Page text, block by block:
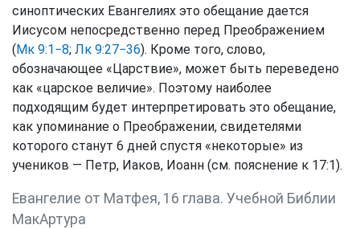
синоптических Евангелиях это обещание дается
Иисусом непосредственно перед Преображением
(Мк 9:1−8; Лк 9:27−36). Кроме того, слово,
обозначающее «Царствие», может быть переведено
как «царское величие». Поэтому наиболее
подходящим будет интерпретировать это обещание,
как упоминание о Преображении, свидетелями
которого станут 6 дней спустя «некоторые» из
учеников — Петр, Иаков, Иоанн (см. пояснение к 17:1).
Евангелие от Матфея, 16 глава. Учебной Библии
МакАртура